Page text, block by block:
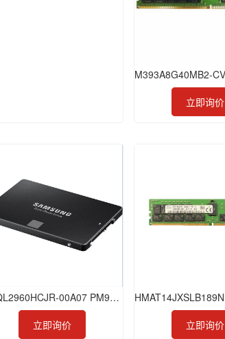
立即询价
MZQL2960HCJR-00A07 PM9A3 960GB SSD
立即询价
立即询价